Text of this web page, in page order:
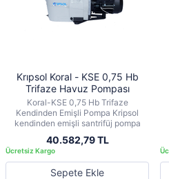
Krıpsol Koral - KSE 0,75 Hb
Trifaze Havuz Pompası
Koral-KSE 0,75 Hb Trifaze
Kendinden Emişli Pompa Kripsol
kendinden emişli santrifüj pompa
40.582,79 TL
Sepete Ekle